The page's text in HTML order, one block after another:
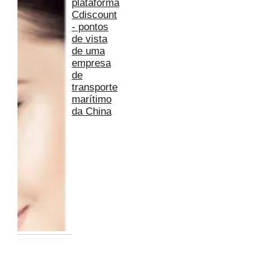
plataforma
Cdiscount
- pontos
de vista
de uma
empresa
de
transporte
marítimo
da China